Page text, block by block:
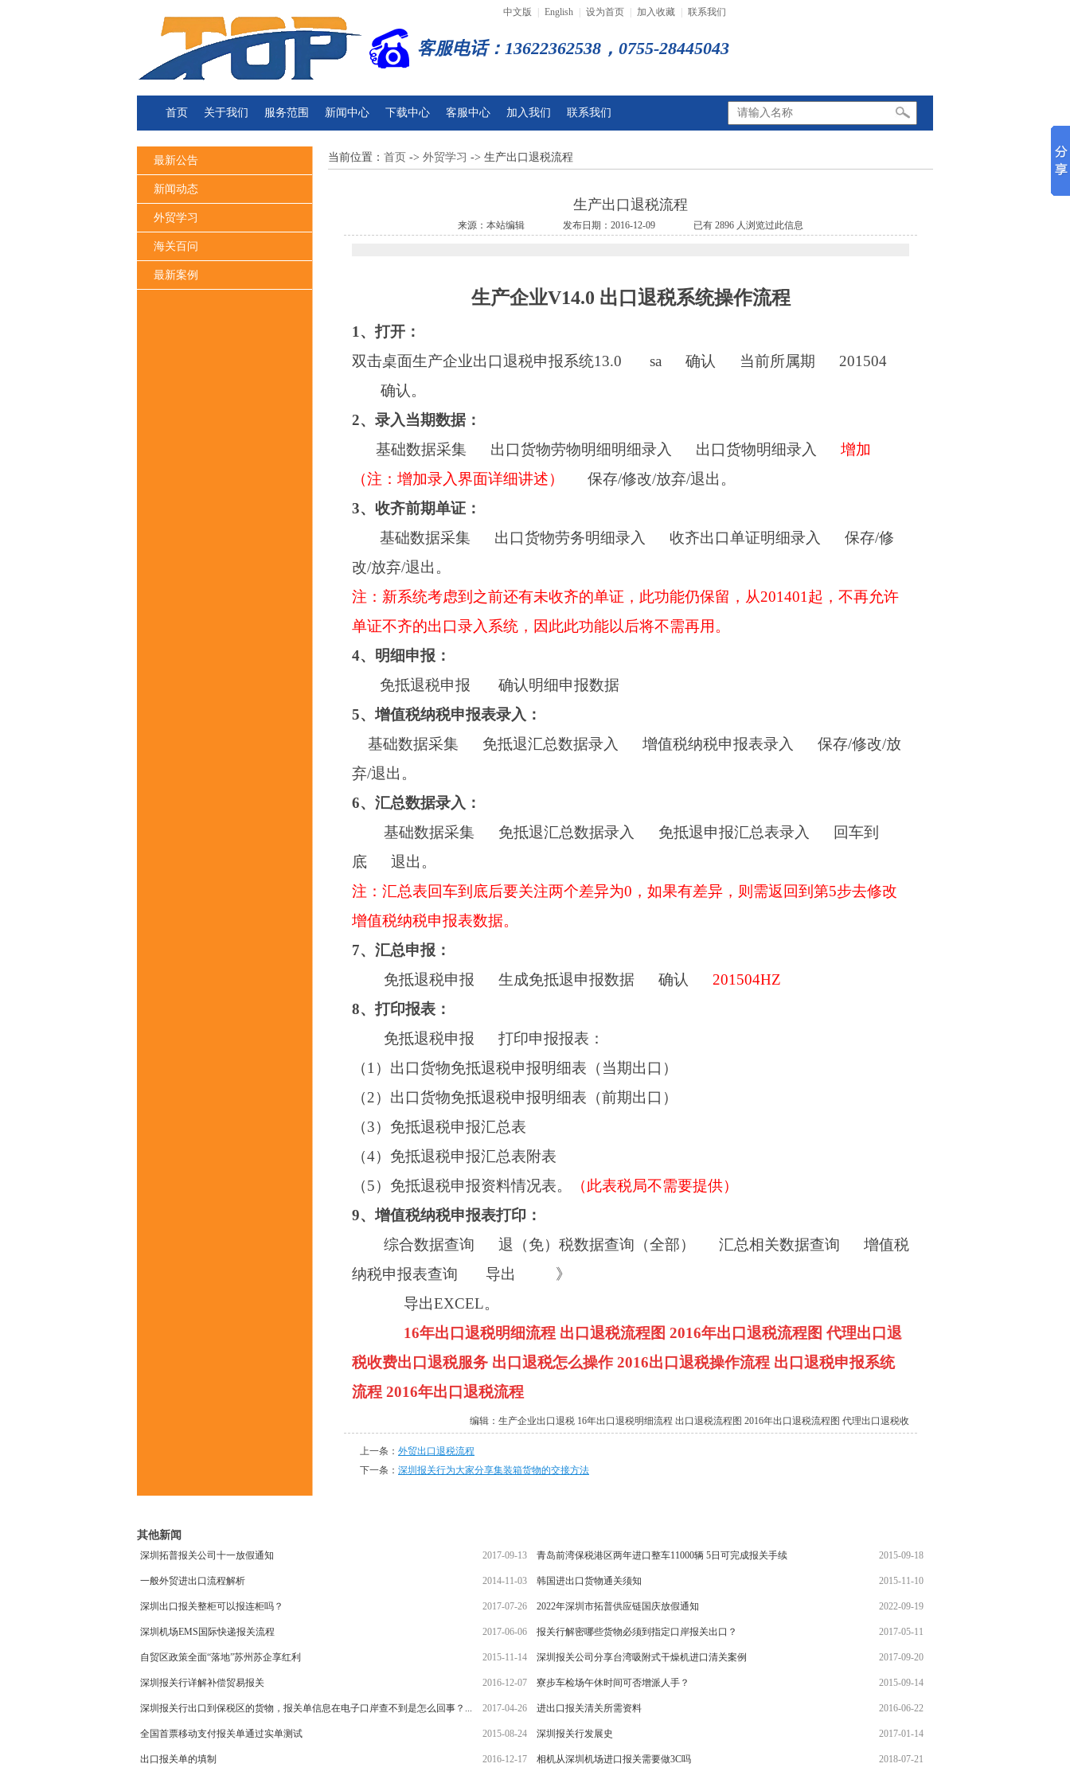
中文版 English 设为首页 加入收藏 联系我们
客服电话：13622362538，0755-28445043
首页 关于我们 服务范围 新闻中心 下载中心 客服中心 加入我们 联系我们
最新公告
新闻动态
外贸学习
海关百问
最新案例
当前位置： 首页 -> 外贸学习 -> 生产出口退税流程
生产出口退税流程
来源：本站编辑 发布日期：2016-12-09 已有 2896 人浏览过此信息
生产企业V14.0 出口退税系统操作流程
1 、打开：
双击桌面生产企业出口退税申报系统13.0 sa 确认 当前所属期
201504
确认。
2、录入当期数据：
基础数据采集
出口货物劳物明细明细录入 出口货物明细录入
增加
（注：增加录入界面详细讲述）
保存/修改/放弃/退出。
3、收齐前期单证：
基础数据采集
出口货物劳务明细录入 收齐出口单证明细录入 保存/修
改/放弃/退出。
注：新系统考虑到之前还有未收齐的单证，此功能仍保留，从201401 起，不再允许
单证不齐的出口录入系统，因此此功能以后将不需再用。
4、明细申报：
免抵退税申报
确认明细申报数据
5、增值税纳税申报表录入：
基础数据采集
免抵退汇总数据录入 增值税纳税申报表录入 保存/修改/放
弃/退出。
6、汇总数据录入：
基础数据采集
免抵退汇总数据录入 免抵退申报汇总表录入
回车到
底
退出。
注：汇总表回车到底后要关注两个差异为0 ，如果有差异，则需返回到第5步去修改
增值税纳税申报表数据。
7、汇总申报：
免抵退税申报
生成免抵退申报数据 确认
201504HZ
8、打印报表：
免抵退税申报
打印申报报表：
（1） 出口货物免抵退税申报明细表（当期出口）
（2） 出口货物免抵退税申报明细表（前期出口）
（3） 免抵退税申报汇总表
（4） 免抵退税申报汇总表附表
（5） 免抵退税申报资料情况表。
（此表税局不需要提供）
9、增值税纳税申报表打印：
综合数据查询
退（免）税数据查询（全部） 汇总相关数据查询
增值税
纳税申报表查询
导出
》
导出EXCEL。
16年出口退税明细流程 出口退税流程图 2016年出口退税流程图 代理出口退
税收费出口退税服务 出口退税怎么操作 2016出口退税操作流程 出口退税申报系统
流程 2016年出口退税流程
编辑：生产企业出口退税 16年出口退税明细流程 出口退税流程图 2016年出口退税流程图 代理出口退税收
上一条： 外贸出口退税流程
下一条： 深圳报关行为大家分享集装箱货物的交接方法
其他新闻
2017-09-13
深圳拓普报关公司十一放假通知 2015-09-18
青岛前湾保税港区两年进口整车11000辆 5日可完成报关手续
2014-11-03
一般外贸进出口流程解析 2015-11-10
韩国进出口货物通关须知
2017-07-26
深圳出口报关整柜可以报连柜吗？ 2022-09-19
2022年深圳市拓普供应链国庆放假通知
2017-06-06
深圳机场EMS国际快递报关流程 2017-05-11
报关行解密哪些货物必须到指定口岸报关出口？
2015-11-14
自贸区政策全面“落地”苏州苏企享红利 2017-09-20
深圳报关公司分享台湾吸附式干燥机进口清关案例
2016-12-07
深圳报关行详解补偿贸易报关 2015-09-14
寮步车检场午休时间可否增派人手？
2017-04-26
深圳报关行出口到保税区的货物，报关单信息在电子口岸查不到是怎么回事？... 2016-06-22
进出口报关清关所需资料
2015-08-24
全国首票移动支付报关单通过实单测试 2017-01-14
深圳报关行发展史
2016-12-17
出口报关单的填制 2018-07-21
相机从深圳机场进口报关需要做3C吗